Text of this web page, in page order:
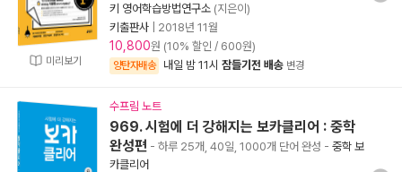
미리보기
키 영어학습방법연구소 (지은이)
키출판사
2018년 11월
10,800원 (10% 할인 / 600원)
양탄자배송 내일 밤 11시 잠들기전 배송 변경
수프림 노트
969. 시험에 더 강해지는 보카클리어 : 중학
완성편 - 하루 25개, 40일, 1000개 단어 완성 - 중학 보
카클리어